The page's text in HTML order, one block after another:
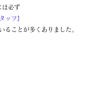
は必ず
ッフ】
ることが多くありました。